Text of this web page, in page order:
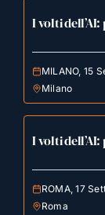
I volti
MILANO, 15
Milano
I volti
ROMA, 17
Roma